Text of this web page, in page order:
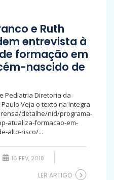
e Ruth
entrevista à
formação em
nascido de
Pediatria Diretoria da
Veja o texto na íntegra
detalhe/nid/programa-
atualiza-formacao-em-
alto-risco/...
16 FEV, 2018
LER ARTIGO